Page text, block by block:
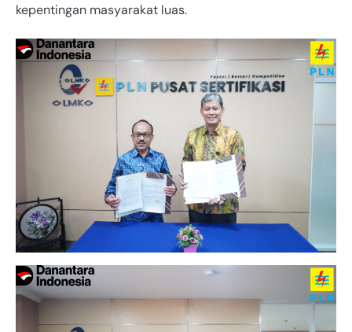
kepentingan masyarakat luas.